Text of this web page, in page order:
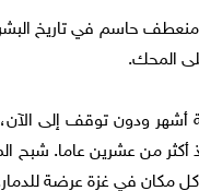
حاسم في تاريخ
على المحك.
أشهر ودون توقف إلى الآن،
أكثر من عشرين عاما. شبح
مكان في غزة عرضة